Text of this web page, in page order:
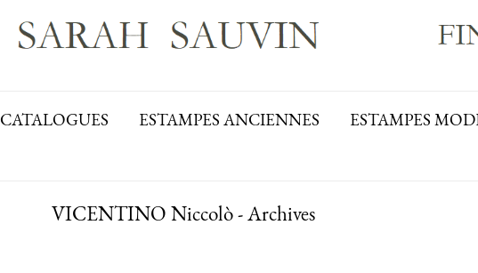
CATALOGUES ESTAMPES ANCIENNES ESTAMPES
VICENTINO Niccolò - Archives